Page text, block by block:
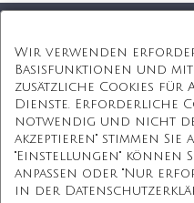
Kostenlose
Kostenlose Gravur
Unbegrenzte
ÜBER UNS
Wir verwenden
Basisfunktionen und
zusätzliche Cookies für
Dienste. Erforderliche
notwendig und nicht
akzeptieren" stimmen
"Einstellungen" können
anpassen oder "Nur
in der